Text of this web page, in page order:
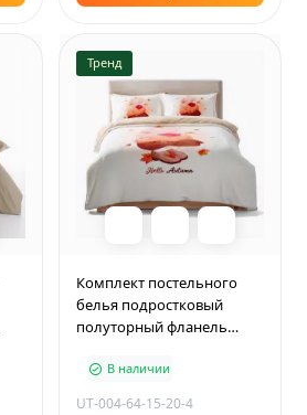
Тренд
Комплект постельного
белья подростковый
полуторный фланель
AutumnВ наличии
UT-004-64-15-20-4